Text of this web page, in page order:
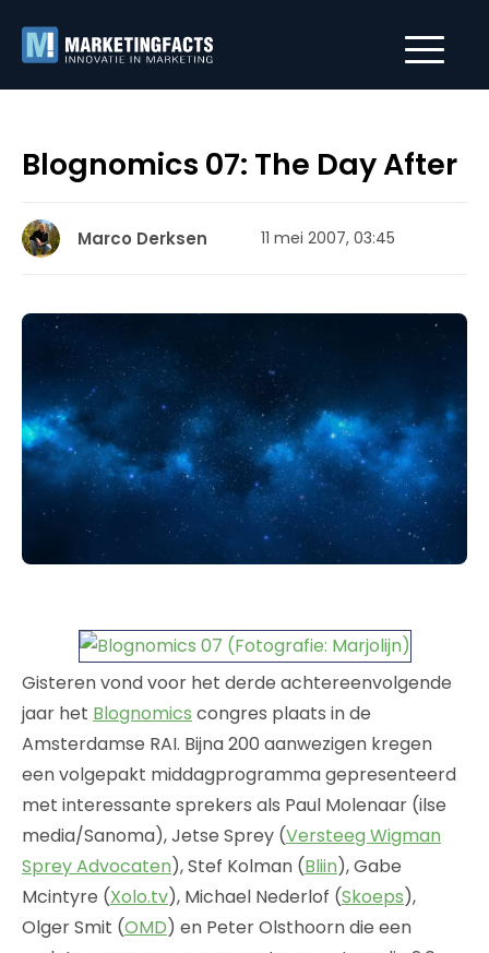
Blognomics 07: The Day After
Marco Derksen 11 mei 2007, 03:45
Gisteren vond voor het derde achtereenvolgende
jaar het Blognomics congres plaats in de
Amsterdamse RAI. Bijna 200 aanwezigen kregen
een volgepakt middagprogramma gepresenteerd
met interessante sprekers als Paul Molenaar (ilse
media/Sanoma), Jetse Sprey (Versteeg Wigman
Sprey Advocaten), Stef Kolman (Bliin), Gabe
Mcintyre (Xolo.tv), Michael Nederlof (Skoeps),
Olger Smit (OMD) en Peter Olsthoorn die een